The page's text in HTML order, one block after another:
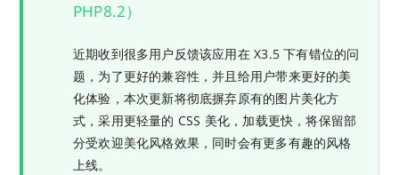
PHP8.2）
近期收到很多用户反馈该应用在 X3.5 下有错位的问
题，为了更好的兼容性，并且给用户带来更好的美
化体验，本次更新将彻底摒弃原有的图片美化方
式，采用更轻量的 CSS 美化，加载更快，将保留部
分受欢迎美化风格效果，同时会有更多有趣的风格
上线。